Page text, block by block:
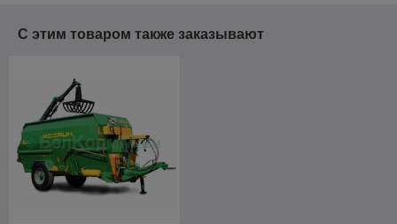
С этим товаром также заказывают